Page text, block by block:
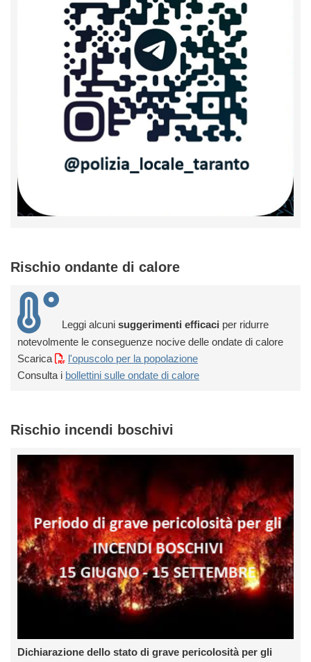
Rischio ondante di calore
Leggi alcuni suggerimenti efficaci per ridurre
notevolmente le conseguenze nocive delle ondate di calore
Scarica
l'opuscolo per la popolazione
Consulta i bollettini sulle ondate di calore
Rischio incendi boschivi
Dichiarazione dello stato di grave pericolosità per gli